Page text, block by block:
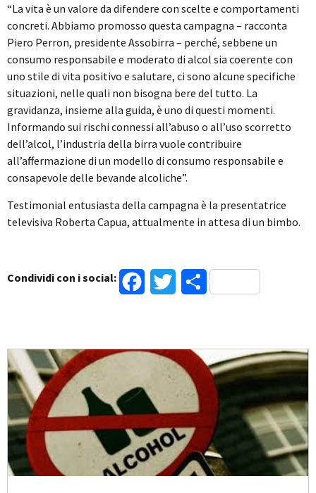
“La vita è un valore da difendere con scelte e comportamenti
concreti. Abbiamo promosso questa campagna – racconta
Piero Perron, presidente Assobirra – perché, sebbene un
consumo responsabile e moderato di alcol sia coerente con
uno stile di vita positivo e salutare, ci sono alcune specifiche
situazioni, nelle quali non bisogna bere del tutto. La
gravidanza, insieme alla guida, è uno di questi momenti.
Informando sui rischi connessi all’abuso o all’uso scorretto
dell’alcol, l’industria della birra vuole contribuire
all’affermazione di un modello di consumo responsabile e
consapevole delle bevande alcoliche”.
Testimonial entusiasta della campagna è la presentatrice
televisiva Roberta Capua, attualmente in attesa di un bimbo.
Condividi con i social: FacebookTwitterCondividi